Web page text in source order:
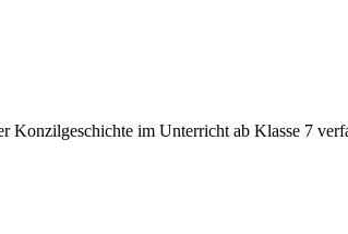
Konzilgeschichte im Unterricht ab Klasse 7